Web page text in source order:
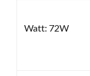
Watt: 72W